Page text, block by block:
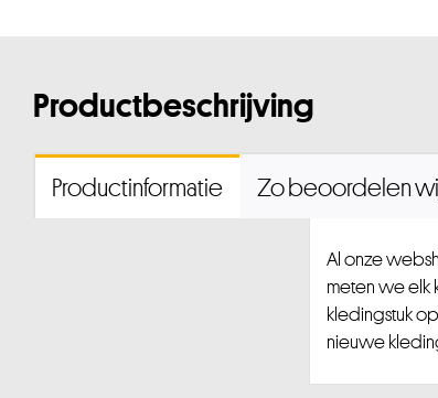
Productbeschrijving
Productinformatie Zo beoordelen
Al onze
meten we elk
kledingstuk
nieuwe